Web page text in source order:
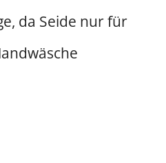
da Seide nur für